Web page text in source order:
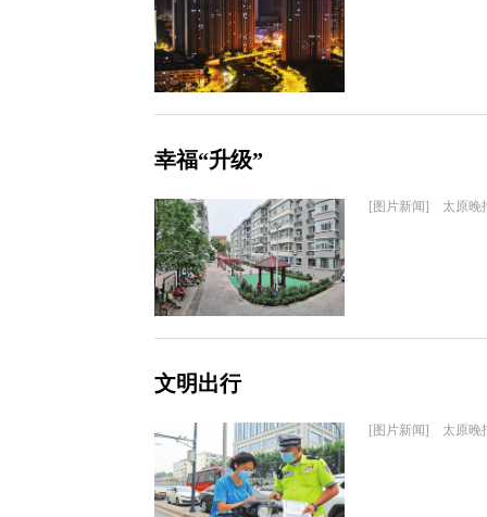
幸福“升级”
[图片新闻] 太原晚
文明出行
[图片新闻] 太原晚